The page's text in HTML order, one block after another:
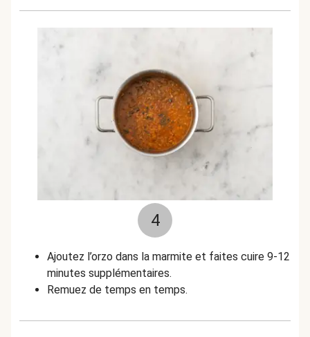
4
Ajoutez l’orzo dans la marmite et faites cuire 9-12
minutes supplémentaires.
Remuez de temps en temps.